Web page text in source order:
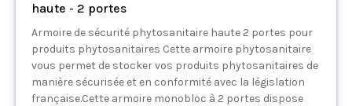
haute - 2 portes
Armoire de sécurité phytosanitaire haute 2 portes pour
produits phytosanitaires Cette armoire phytosanitaire
vous permet de stocker vos produits phytosanitaires de
manière sécurisée et en conformité avec la législation
française.Cette armoire monobloc à 2 portes dispose